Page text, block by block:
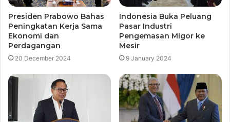
Presiden Prabowo Bahas
Peningkatan Kerja Sama
Ekonomi dan
Perdagangan
20 December 2024
Indonesia Buka Peluang
Pasar Industri
Pengemasan Migor ke
Mesir
9 January 2024